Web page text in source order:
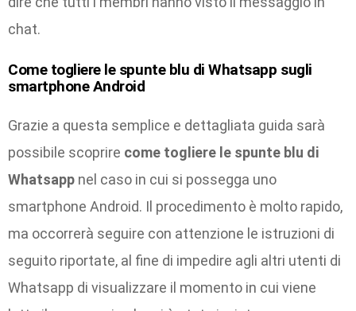
chat.
Come togliere le spunte blu di Whatsapp sugli
smartphone Android
Grazie a questa semplice e dettagliata guida sarà
possibile scoprire come togliere le spunte blu di
Whatsapp nel caso in cui si possegga uno
smartphone Android. Il procedimento è molto rapido,
ma occorrerà seguire con attenzione le istruzioni di
seguito riportate, al fine di impedire agli altri utenti di
Whatsapp di visualizzare il momento in cui viene